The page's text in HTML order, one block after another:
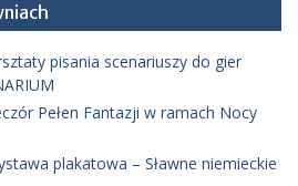
pisania scenariuszy do gier
Pełen Fantazji w ramach Nocy
plakatowa – Sławne niemieckie